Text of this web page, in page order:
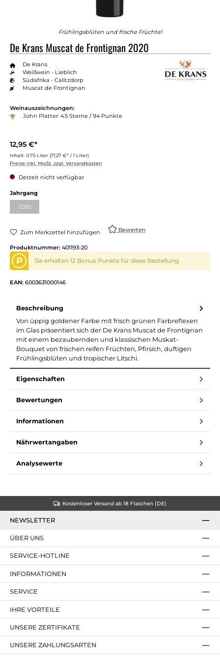
Frühlingsblüten und frische Früchte!
De Krans Muscat de Frontignan 2020
De Krans
Weißwein - Lieblich
Südafrika - Calitzdorp
Muscat de Frontignan
Weinauszeichnungen:
John Platter: 4.5 Sterne / 94 Punkte
12,95 €*
Inhalt: 0.75 Liter (17,27 €* / 1 Liter)
Preise inkl. MwSt. zzgl. Versandkosten
Derzeit nicht verfügbar
Jahrgang
2020(Diese Option ist zurzeit nicht verfügbar.)
Zum Merkzettel hinzufügen Bewerten
Produktnummer: 401193-20
P Sie erhalten 12 Bonus Punkte für diese Bestellung
EAN: 6003631000146
Beschreibung
Von üppig goldener Farbe mit frisch grünen Farbreflexen
im Glas präsentiert sich der De Krans Muscat de Frontignan
mit einem bezaubernden und klassischen Muskat-
Bouquet von frischen reifen Früchten, Pfirsich, duftigen
Frühlingsblüten und tropischer Litschi.
Eigenschaften
Bewertungen
Informationen
Nährwertangaben
Analysewerte
Kostenloser Versand ab 18 Flaschen (DE)
NEWSLETTER
SERVICE-HOTLINE
IHRE VORTEILE
UNSERE ZAHLUNGSARTEN
ÜBER UNS
UNSERE ZERTIFIKATE
INFORMATIONEN
SERVICE